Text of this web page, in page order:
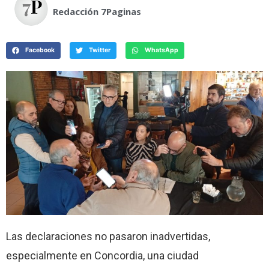
Redacción 7Paginas
Facebook Twitter WhatsApp
Las declaraciones no pasaron inadvertidas,
especialmente en Concordia, una ciudad